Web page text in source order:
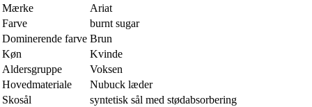
Mærke
Ariat
Farve
burnt sugar
Dominerende farve Brun
Køn
Kvinde
Aldersgruppe
Voksen
Hovedmateriale
Nubuck læder
Skosål
syntetisk sål med stødabsorbering